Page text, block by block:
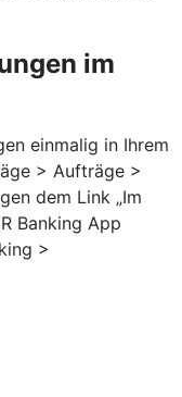
im
einmalig in Ihrem
> Aufträge >
dem Link „Im
Banking App
>